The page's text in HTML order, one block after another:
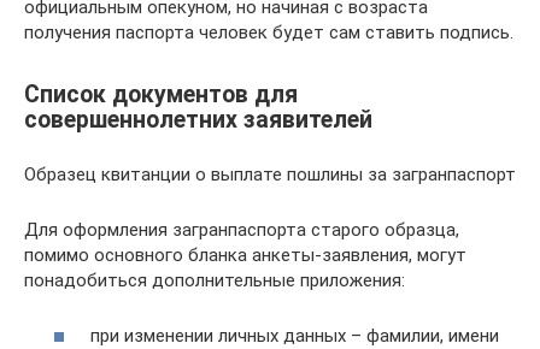
официальным опекуном, но начиная с возраста
получения паспорта человек будет сам ставить подпись.
Список документов для
совершеннолетних заявителей
Образец квитанции о выплате пошлины за загранпаспорт
Для оформления загранпаспорта старого образца,
помимо основного бланка анкеты-заявления, могут
понадобиться дополнительные приложения:
при изменении личных данных – фамилии, имени